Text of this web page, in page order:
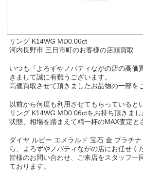
リング K14WG MD0.06ct
河内長野市 三日市町のお客様の店頭買取
いつも『よろずやノバティながの店の高価
きまして誠に有難うございます。
高価買取させて頂きましたお品物の一部を
以前から何度も利用させてもらっていると
リング K14WG MD0.06ctをお持ち頂きまし
状態、相場を踏まえて精一杯のMAX査定と
ダイヤ ルビー エメラルド 宝石 金 プラチ
ら、よろずやノバティながの店にお任せく
皆様のお問い合わせ、ご来店をスタッフ一
ております。